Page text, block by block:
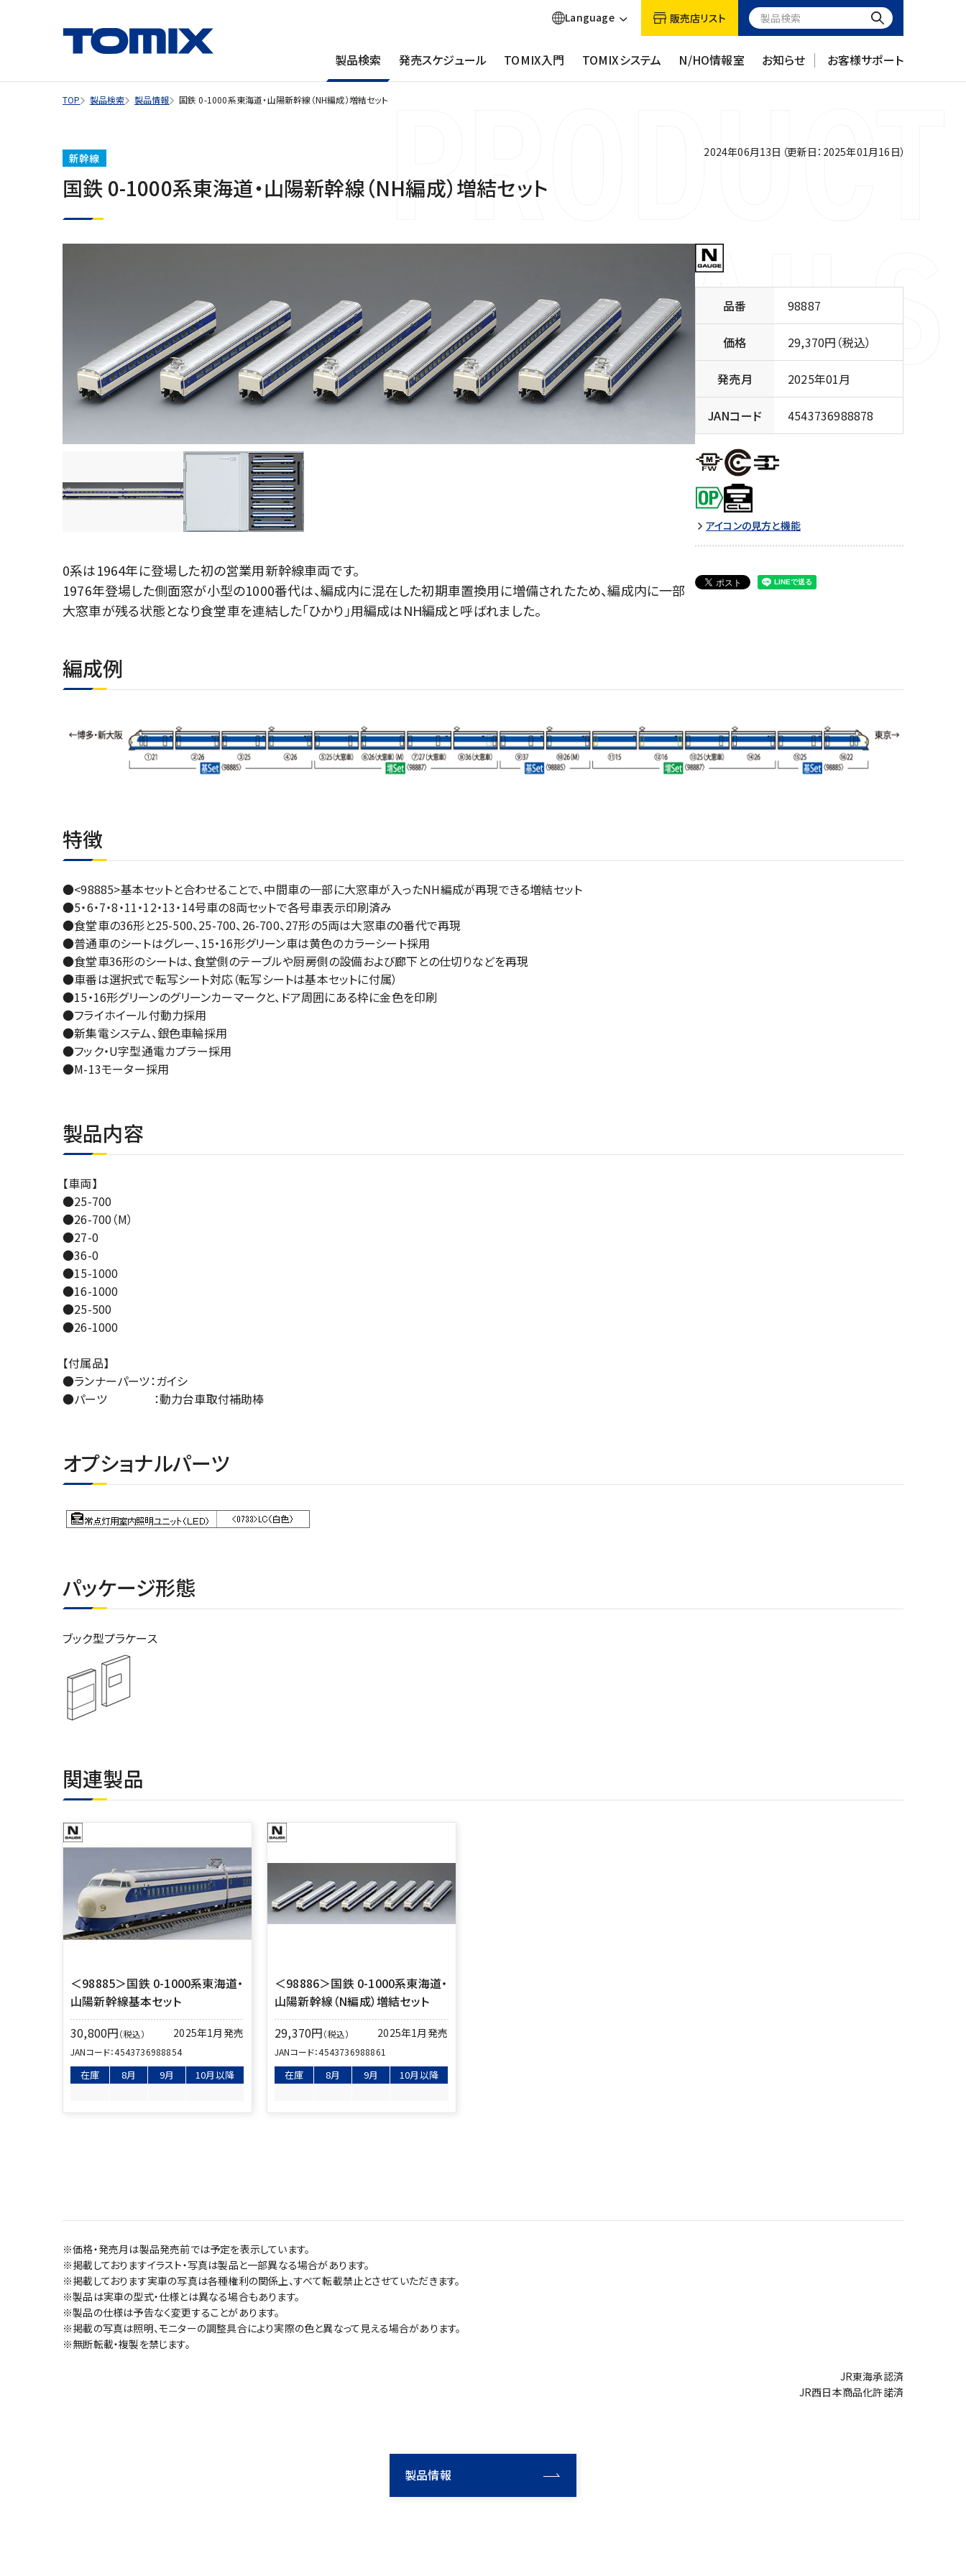
製品検索 発売スケジュール TOMIX入門 TOMIXシステム N/HO情報室 お知らせ お客様サポート
Language 販売店リスト
TOP 製品検索 製品情報 国鉄 0-1000系東海道・山陽新幹線（NH編成）増結セット
新幹線
国鉄 0-1000系東海道・山陽新幹線（NH編成）増結セット
2024年06月13日（更新日：2025年01月16日）
0系は1964年に登場した初の営業用新幹線車両です。
1976年登場した側面窓が小型の1000番代は、編成内に混在した初期車置換用に増備されたため、編成内に一部
大窓車が残る状態となり食堂車を連結した「ひかり」用編成はNH編成と呼ばれました。
品番 98887
価格 29,370円（税込）
発売月 2025年01月
JANコード 4543736988878
アイコンの見方と機能
編成例
特徴
●<98885>基本セットと合わせることで、中間車の一部に大窓車が入ったNH編成が再現できる増結セット
●5・6・7・8・11・12・13・14号車の8両セットで各号車表示印刷済み
●食堂車の36形と25-500、25-700、26-700、27形の5両は大窓車の0番代で再現
●普通車のシートはグレー、15・16形グリーン車は黄色のカラーシート採用
●食堂車36形のシートは、食堂側のテーブルや厨房側の設備および廊下との仕切りなどを再現
●車番は選択式で転写シート対応（転写シートは基本セットに付属）
●15・16形グリーンのグリーンカーマークと、ドア周囲にある枠に金色を印刷
●フライホイール付動力採用
●新集電システム、銀色車輪採用
●フック・U字型通電カプラー採用
●M-13モーター採用
製品内容
【車両】
●25-700
●26-700（M）
●27-0
●36-0
●15-1000
●16-1000
●25-500
●26-1000
【付属品】
●ランナーパーツ：ガイシ
●パーツ ：動力台車取付補助棒
オプショナルパーツ
パッケージ形態
ブック型プラケース
関連製品
＜98885＞国鉄 0-1000系東海道・
山陽新幹線基本セット
30,800円（税込） 2025年1月発売
JANコード：4543736988854
在庫 8月 9月 10月以降
＜98886＞国鉄 0-1000系東海道・
山陽新幹線（N編成）増結セット
29,370円（税込） 2025年1月発売
JANコード：4543736988861
在庫 8月 9月 10月以降
※価格・発売月は製品発売前では予定を表示しています。
※掲載しておりますイラスト・写真は製品と一部異なる場合があります。
※掲載しております実車の写真は各種権利の関係上、すべて転載禁止とさせていただきます。
※製品は実車の型式・仕様とは異なる場合もあります。
※製品の仕様は予告なく変更することがあります。
※掲載の写真は照明、モニターの調整具合により実際の色と異なって見える場合があります。
※無断転載・複製を禁じます。
JR東海承認済
JR西日本商品化許諾済
製品情報